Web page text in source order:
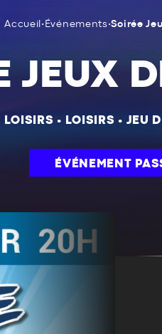
Accueil • Événements•Soirée
JEUX
LOISIRS • LOISIRS • JEU
ÉVÉNEMENT